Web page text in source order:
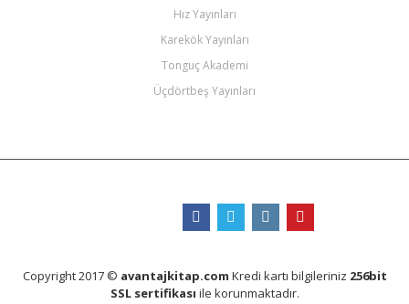
Hız Yayınları
Karekök Yayınları
Tonguç Akademi
Üçdörtbeş Yayınları
Copyright 2017 © avantajkitap.com Kredi kartı bilgileriniz 256bit
SSL sertifikası ile korunmaktadır.